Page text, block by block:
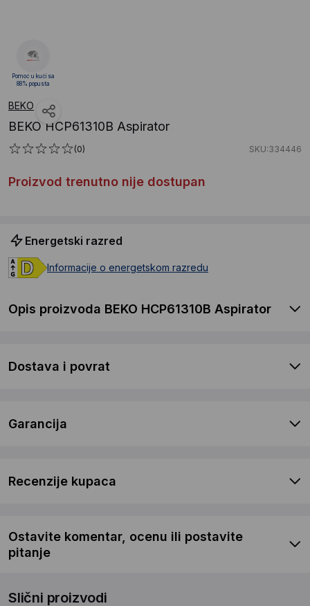
BEKO
BEKO HCP61310B Aspirator
(0) SKU:334446
Proizvod trenutno nije dostupan
Energetski razred
Informacije o energetskom razredu
Pomoć u kući sa
88% popusta
Opis proizvoda BEKO HCP61310B Aspirator
Dostava i povrat
Garancija
Recenzije kupaca
Ostavite komentar, ocenu ili postavite
pitanje
Slični proizvodi